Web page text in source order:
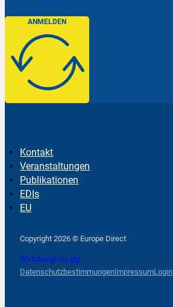
ANMELDEN
Kontakt
Veranstaltungen
Publikationen
EDIs
EU
Copyright 2026 © Europe Direct
Webdesign by qlp
DatenschutzbestimmungenImpressumLogin